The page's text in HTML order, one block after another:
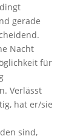
gerade
Nacht
für
Verlässt
hat er/sie
sind,